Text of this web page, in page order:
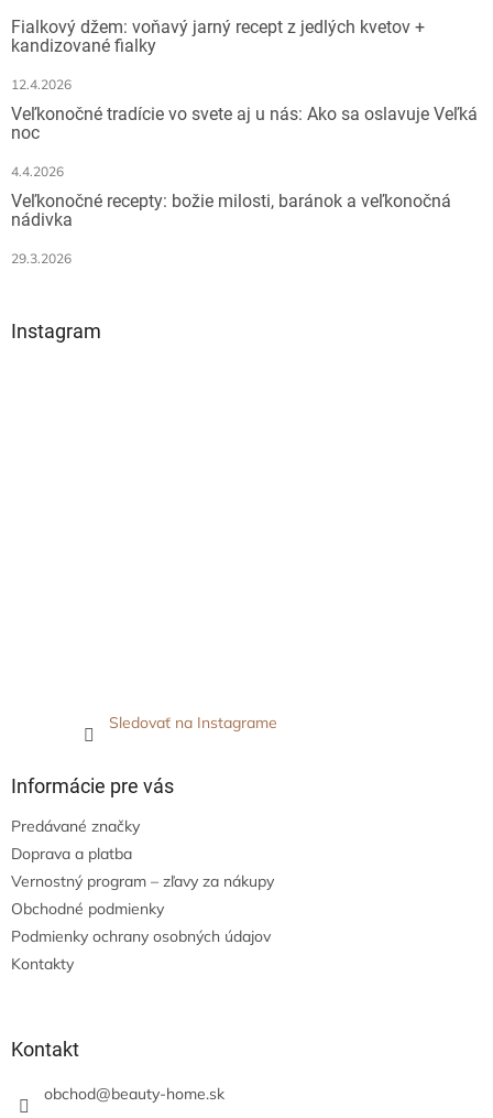
r
v
v
ý
u
Fialkový džem: voňavý jarný recept z jedlých kvetov +
kandizované fialky
12.4.2026
Veľkonočné tradície vo svete aj u nás: Ako sa oslavuje Veľká
noc
4.4.2026
Veľkonočné recepty: božie milosti, baránok a veľkonočná
nádivka
29.3.2026
Instagram
Sledovať na Instagrame
Informácie pre vás
Predávané značky
Doprava a platba
Vernostný program – zľavy za nákupy
Obchodné podmienky
Podmienky ochrany osobných údajov
Kontakty
Kontakt
obchod@beauty-home.sk